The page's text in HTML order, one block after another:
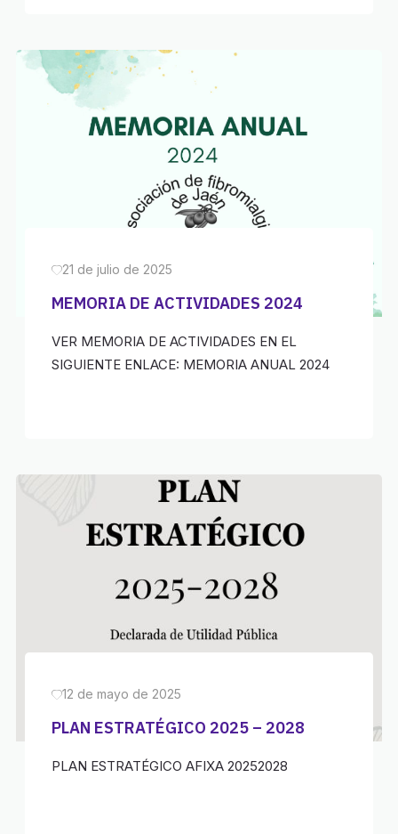
21 de julio de 2025
MEMORIA DE ACTIVIDADES 2024
VER MEMORIA DE ACTIVIDADES EN EL
SIGUIENTE ENLACE: MEMORIA ANUAL 2024
12 de mayo de 2025
PLAN ESTRATÉGICO 2025 – 2028
PLAN ESTRATÉGICO AFIXA 20252028